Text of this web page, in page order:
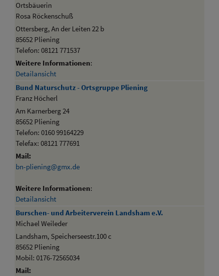
Ortsbäuerin
Rosa Röckenschuß
Ottersberg, An der Leiten 22 b
85652 Pliening
Telefon: 08121 771537
Weitere Informationen:
Detailansicht
Bund Naturschutz - Ortsgruppe Pliening
Franz Höcherl
Am Karnerberg 24
85652 Pliening
Telefon: 0160 99164229
Telefax: 08121 777691
Mail:
bn-pliening@gmx.de
Weitere Informationen:
Detailansicht
Burschen- und Arbeiterverein Landsham e.V.
Michael Weileder
Landsham, Speicherseestr.100 c
85652 Pliening
Mobil: 0176-72565034
Mail: